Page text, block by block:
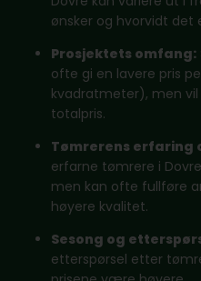
ønsker og hvorvidt det
Prosjektets omfang:
ofte gi en lavere pris
kvadratmeter), men
totalpris.
Tømrerens erfaring
erfarne tømrere i
men kan ofte fullføre
høyere kvalitet.
Sesong og
etterspørsel etter